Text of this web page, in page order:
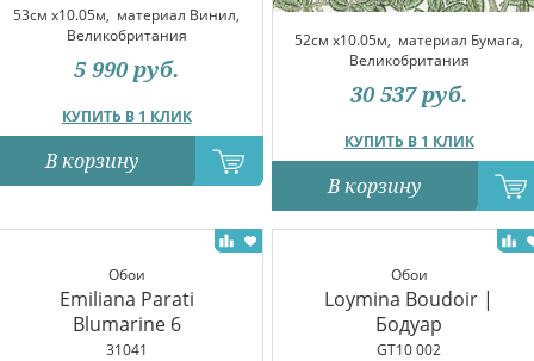
53см x10.05м, материал Винил,
Великобритания
КУПИТЬ В 1 КЛИК
5 990 руб.
В корзину
52см x10.05м, материал Бумага,
Великобритания
КУПИТЬ В 1 КЛИК
30 537 руб.
В корзину
Обои
Emiliana Parati
Blumarine 6
31041
Обои
Loymina Boudoir |
Бодуар
GT10 002